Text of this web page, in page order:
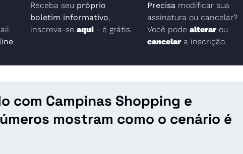
.
Receba seu próprio
boletim informativo,
inscreva-se aqui - é grátis.
Precisa modificar sua
assinatura ou cancelar?
Você pode alterar
cancelar a inscrição.
com Campinas Shopping e
mostram como o cenário é